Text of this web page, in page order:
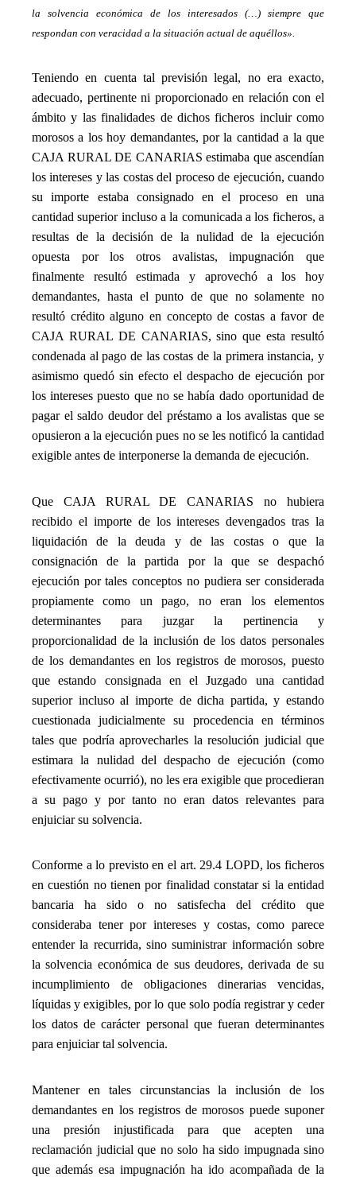
la solvencia económica de los interesados (…) siempre que
respondan con veracidad a la situación actual de aquéllos».
Teniendo en cuenta tal previsión legal, no era exacto,
adecuado, pertinente ni proporcionado en relación con el
ámbito y las finalidades de dichos ficheros incluir como
morosos a los hoy demandantes, por la cantidad a la que
CAJA RURAL DE CANARIAS estimaba que ascendían
los intereses y las costas del proceso de ejecución, cuando
su importe estaba consignado en el proceso en una
cantidad superior incluso a la comunicada a los ficheros, a
resultas de la decisión de la nulidad de la ejecución
opuesta por los otros avalistas, impugnación que
finalmente resultó estimada y aprovechó a los hoy
demandantes, hasta el punto de que no solamente no
resultó crédito alguno en concepto de costas a favor de
CAJA RURAL DE CANARIAS, sino que esta resultó
condenada al pago de las costas de la primera instancia, y
asimismo quedó sin efecto el despacho de ejecución por
los intereses puesto que no se había dado oportunidad de
pagar el saldo deudor del préstamo a los avalistas que se
opusieron a la ejecución pues no se les notificó la cantidad
exigible antes de interponerse la demanda de ejecución.
Que CAJA RURAL DE CANARIAS no hubiera
recibido el importe de los intereses devengados tras la
liquidación de la deuda y de las costas o que la
consignación de la partida por la que se despachó
ejecución por tales conceptos no pudiera ser considerada
propiamente como un pago, no eran los elementos
determinantes para juzgar la pertinencia y
proporcionalidad de la inclusión de los datos personales
de los demandantes en los registros de morosos, puesto
que estando consignada en el Juzgado una cantidad
superior incluso al importe de dicha partida, y estando
cuestionada judicialmente su procedencia en términos
tales que podría aprovecharles la resolución judicial que
estimara la nulidad del despacho de ejecución (como
efectivamente ocurrió), no les era exigible que procedieran
a su pago y por tanto no eran datos relevantes para
enjuiciar su solvencia.
Conforme a lo previsto en el art. 29.4 LOPD, los ficheros
en cuestión no tienen por finalidad constatar si la entidad
bancaria ha sido o no satisfecha del crédito que
consideraba tener por intereses y costas, como parece
entender la recurrida, sino suministrar información sobre
la solvencia económica de sus deudores, derivada de su
incumplimiento de obligaciones dinerarias vencidas,
líquidas y exigibles, por lo que solo podía registrar y ceder
los datos de carácter personal que fueran determinantes
para enjuiciar tal solvencia.
Mantener en tales circunstancias la inclusión de los
demandantes en los registros de morosos puede suponer
una presión injustificada para que acepten una
reclamación judicial que no solo ha sido impugnada sino
que además esa impugnación ha ido acompañada de la